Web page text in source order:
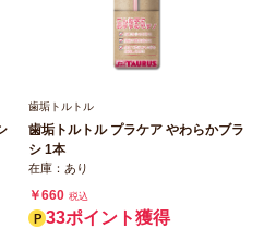
歯垢トルトル
歯垢トルトル プラケア やわらかブラ
シ 1本
在庫：あり
￥660 税込
33ポイント獲得